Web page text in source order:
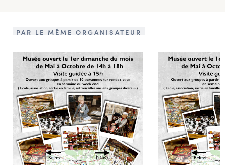
PAR LE MÊME ORGANISATEUR